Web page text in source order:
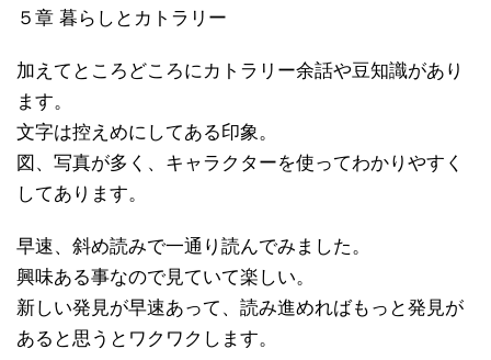
５章 暮らしとカトラリー
加えてところどころにカトラリー余話や豆知識があり
ます。
文字は控えめにしてある印象。
図、写真が多く、キャラクターを使ってわかりやすく
してあります。
早速、斜め読みで一通り読んでみました。
興味ある事なので見ていて楽しい。
新しい発見が早速あって、読み進めればもっと発見が
あると思うとワクワクします。